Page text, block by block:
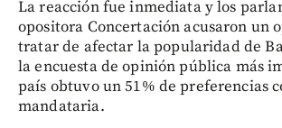
La reacción fue inmediata y los
opositora Concertación acusaron un
tratar de afectar la popularidad de
la encuesta de opinión pública más
país obtuvo un 51% de preferencias
mandataria.